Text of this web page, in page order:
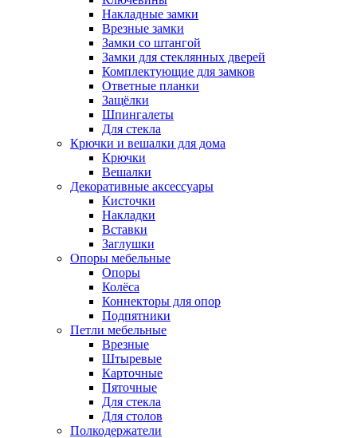
Накладные замки
Врезные замки
Замки со штангой
Замки для стеклянных дверей
Комплектующие для замков
Ответные планки
Защёлки
Шпингалеты
Для стекла
Крючки и вешалки для дома
Крючки
Вешалки
Декоративные аксессуары
Кисточки
Накладки
Вставки
Заглушки
Опоры мебельные
Опоры
Колёса
Коннекторы для опор
Подпятники
Петли мебельные
Врезные
Штыревые
Карточные
Пяточные
Для стекла
Для столов
Полкодержатели